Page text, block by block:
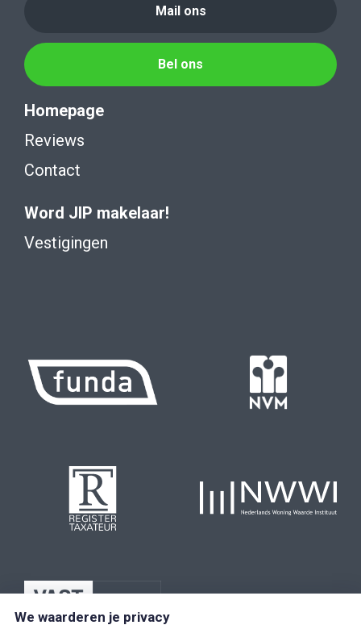
Mail ons
Bel ons
Homepage
Reviews
Contact
Word JIP makelaar!
Vestigingen
We waarderen je privacy